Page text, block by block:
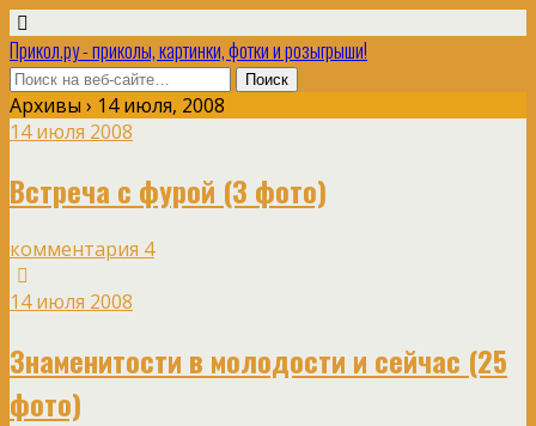
Прикол.ру - приколы, картинки, фотки и розыгрыши!
Архивы › 14 июля, 2008
14 июля 2008
Встреча с фурой (3 фото)
комментария 4
14 июля 2008
Знаменитости в молодости и сейчас (25
фото)